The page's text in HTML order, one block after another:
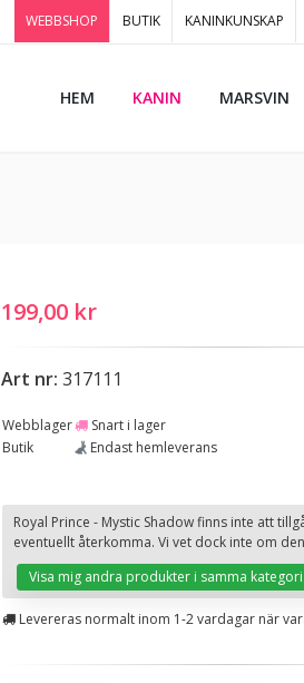
WEBBSHOP BUTIK KANINKUNSKAP
HEM KANIN MARSVIN
199,00 kr
Art nr: 317111
Webblager
Snart i lager
Butik
Endast hemleverans
Royal Prince - Mystic Shadow finns inte att
eventuellt återkomma. Vi vet dock inte om
Visa mig andra produkter i samma kategori
Levereras normalt inom 1-2 vardagar när